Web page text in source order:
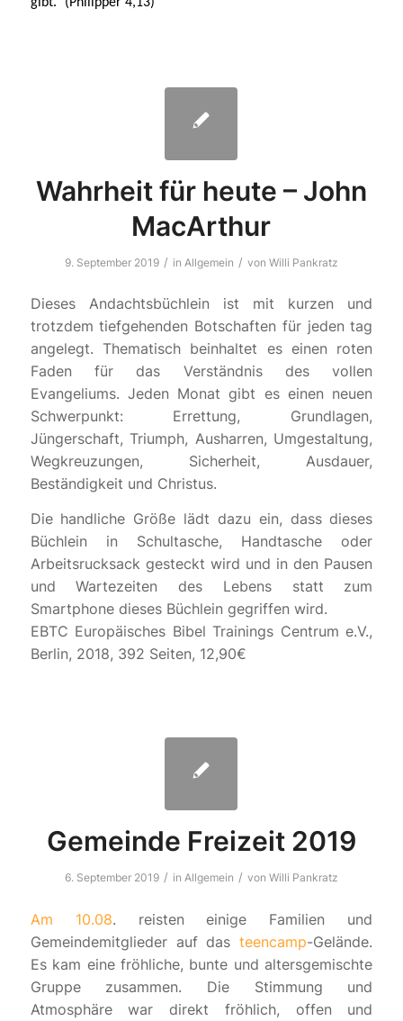
Wahrheit für heute – John
MacArthur
9. September 2019 / in Allgemein / von Willi Pankratz
Dieses Andachtsbüchlein ist mit kurzen und
trotzdem tiefgehenden Botschaften für jeden tag
angelegt. Thematisch beinhaltet es einen roten
Faden für das Verständnis des vollen
Evangeliums. Jeden Monat gibt es einen neuen
Schwerpunkt: Errettung, Grundlagen,
Jüngerschaft, Triumph, Ausharren, Umgestaltung,
Wegkreuzungen, Sicherheit, Ausdauer,
Beständigkeit und Christus.
Die handliche Größe lädt dazu ein, dass dieses
Büchlein in Schultasche, Handtasche oder
Arbeitsrucksack gesteckt wird und in den Pausen
und Wartezeiten des Lebens statt zum
Smartphone dieses Büchlein gegriffen wird.
EBTC Europäisches Bibel Trainings Centrum e.V.,
Berlin, 2018, 392 Seiten, 12,90€
Gemeinde Freizeit 2019
6. September 2019 / in Allgemein / von Willi Pankratz
Am 10.08. reisten einige Familien und
Gemeindemitglieder auf dasteencamp-Gelände.
Es kam eine fröhliche, bunte und altersgemischte
Gruppe zusammen. Die Stimmung und
Atmosphäre war direkt fröhlich, offen und